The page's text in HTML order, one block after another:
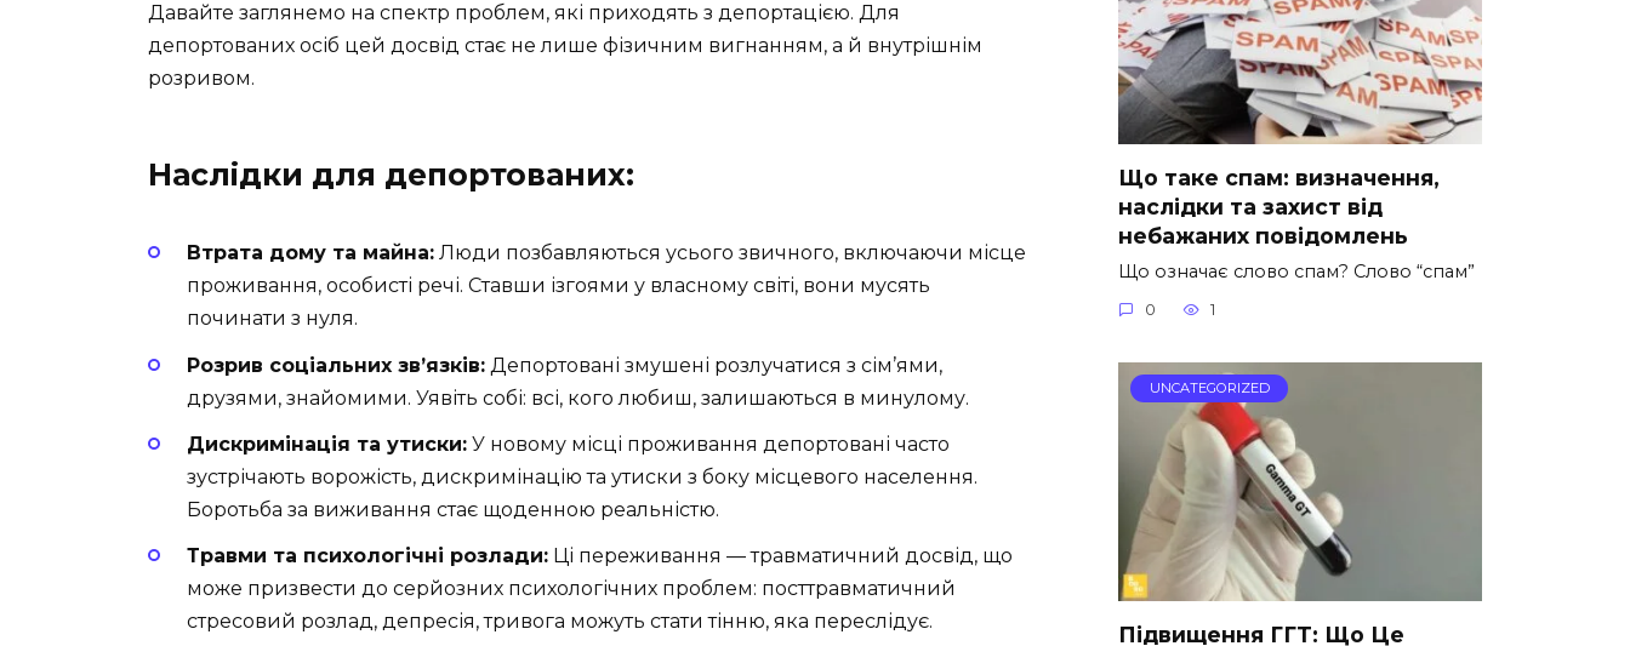
Давайте заглянемо на спектр проблем, які приходять з депортацією. Для
депортованих осіб цей досвід стає не лише фізичним вигнанням, а й внутрішнім
розривом.
Наслідки для депортованих:
Втрата дому та майна: Люди позбавляються усього звичного, включаючи місце
проживання, особисті речі. Ставши ізгоями у власному світі, вони мусять
починати з нуля.
Розрив соціальних зв’язків: Депортовані змушені розлучатися з сім’ями,
друзями, знайомими. Уявіть собі: всі, кого любиш, залишаються в минулому.
Дискримінація та утиски: У новому місці проживання депортовані часто
зустрічають ворожість, дискримінацію та утиски з боку місцевого населення.
Боротьба за виживання стає щоденною реальністю.
Травми та психологічні розлади: Ці переживання — травматичний досвід, що
може призвести до серйозних психологічних проблем: посттравматичний
стресовий розлад, депресія, тривога можуть стати тінню, яка переслідує.
Що таке спам: визначення,
наслідки та захист від
небажаних повідомлень
Що означає слово спам? Слово “спам”
0 1
UNCATEGORIZED
Підвищення ГГТ: Що Це